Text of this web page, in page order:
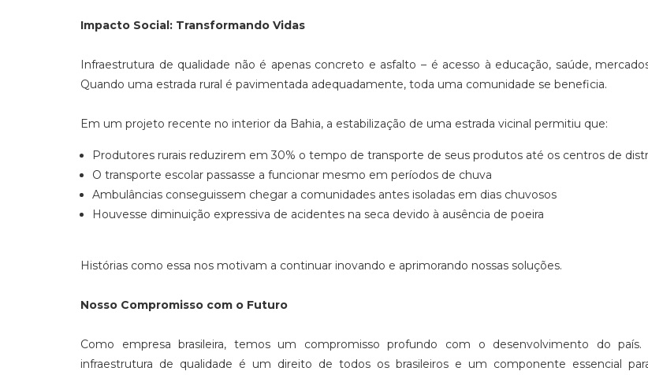
Impacto Social: Transformando Vidas
Infraestrutura de qualidade não é apenas concreto e asfalto – é acesso à educação, saúde,
Quando uma estrada rural é pavimentada adequadamente, toda uma comunidade se beneficia.
Em um projeto recente no interior da Bahia, a estabilização de uma estrada vicinal permitiu que:
Produtores rurais reduzirem em 30% o tempo de transporte de seus produtos até os centros de
O transporte escolar passasse a funcionar mesmo em períodos de chuva
Ambulâncias conseguissem chegar a comunidades antes isoladas em dias chuvosos
Houvesse diminuição expressiva de acidentes na seca devido à ausência de poeira
Histórias como essa nos motivam a continuar inovando e aprimorando nossas soluções.
Nosso Compromisso com o Futuro
Como empresa brasileira, temos um compromisso profundo com o desenvolvimento do país.
infraestrutura de qualidade é um direito de todos os brasileiros e um componente essencial